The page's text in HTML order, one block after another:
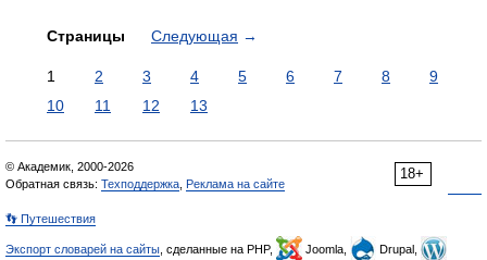
Страницы Следующая →
1 2 3 4 5 6 7 8
9
10
11 12 13
18+
© Академик, 2000-2026
Обратная связь: Техподдержка Реклама на сайте
👣 Путешествия
Экспорт словарей на сайты , сделанные на PHP, Joomla,
Drupal,